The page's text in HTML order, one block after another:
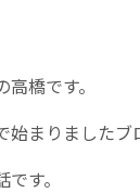
橋です。
始まりましたブ
す。